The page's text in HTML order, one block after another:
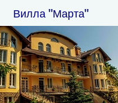
Вилла "Марта"